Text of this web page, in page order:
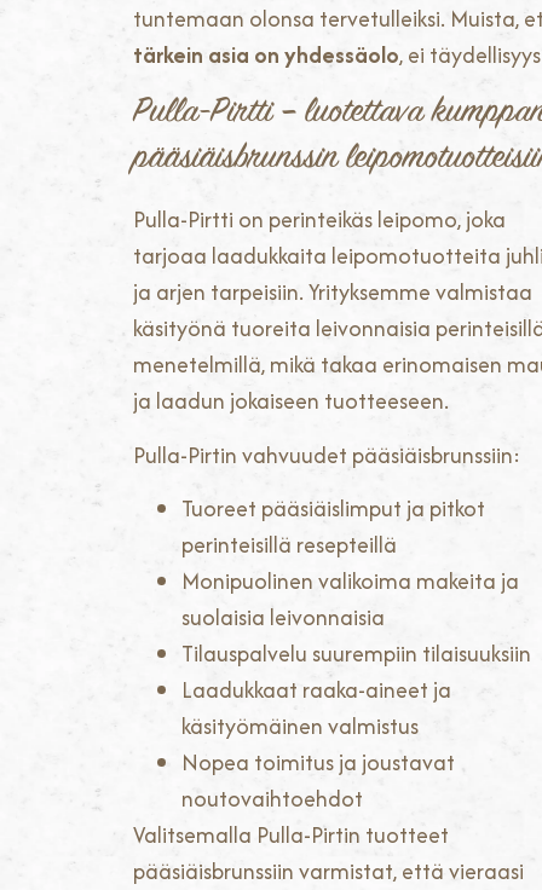
tuntemaan olonsa tervetulleiksi. Muista,
tärkein asia on yhdessäolo, ei
Pulla-Pirtti – luotettava
pääsiäisbrunssin
Pulla-Pirtti on perinteikäs leipomo, joka
tarjoaa laadukkaita leipomotuotteita
ja arjen tarpeisiin. Yrityksemme valmistaa
käsityönä tuoreita leivonnaisia
menetelmillä, mikä takaa erinomaisen
ja laadun jokaiseen tuotteeseen.
Pulla-Pirtin vahvuudet pääsiäisbrunssiin:
Tuoreet pääsiäislimput ja pitkot
perinteisillä resepteillä
Monipuolinen valikoima makeita ja
suolaisia leivonnaisia
Tilauspalvelu suurempiin tilaisuuksiin
Laadukkaat raaka-aineet ja
käsityömäinen valmistus
Nopea toimitus ja joustavat
noutovaihtoehdot
Valitsemalla Pulla-Pirtin tuotteet
pääsiäisbrunssiin varmistat, että vieraasi